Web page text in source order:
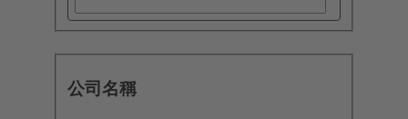
公司名稱